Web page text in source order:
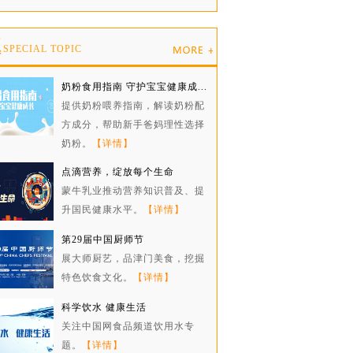
SPECIAL TOPIC
奶粉食用指南 守护宝宝健康成...
提供奶粉喂养指南，解读奶粉配
方成分，帮助新手爸妈理性选择
奶粉。
【详情】
点滴营养，绽放每个生命
蒙牛乳业推动营养知识普及、提
升国民健康水平。
【详情】
第29届中国厨师节
展大师厨艺，品津门美食，挖掘
特色饮食文化。
【详情】
科学饮水 健康生活
关注中国网食品频道饮用水专
题。
【详情】